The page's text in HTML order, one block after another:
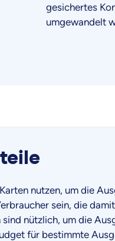
gesichertes
umgewandelt
nutzen, um die
sein, die
nützlich, um die
für bestimmte